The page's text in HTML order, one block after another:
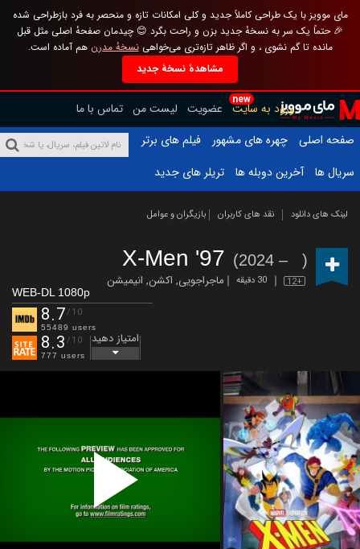
مای موویز با یک طراحی کاملاً جدید و کلی امکانات تازه و منحصر به فرد بازطراحی شده
🎉 حتماً یک سر به نسخهٔ جدید بزن و راحت بگرد 😊 چیدمان صفحهٔ اصلی مثل قبل
مانده تا گم نشوی ، و اگر ظاهر تازه‌تری می‌خواهینسخهٔ مدرن هم آماده است.
مشاهدهٔ نسخهٔ جدید
new
ورود به سایت عضویت لیست من تماس با ما
صفحه اصلی
چهره های مشهور
فیلم های برتر
سریال ها
آخرین دوبله ها تریلر های جدید
لینک های دانلود نقد های کاربران بازیگران و عوامل
X-Men '97 (2024 – )
12+ 30 دقیقه ماجراجویی, اکشن, انیمیشن
WEB-DL 1080p
8.7/10
55489 users
8.3 /10
777 users
امتیاز دهید